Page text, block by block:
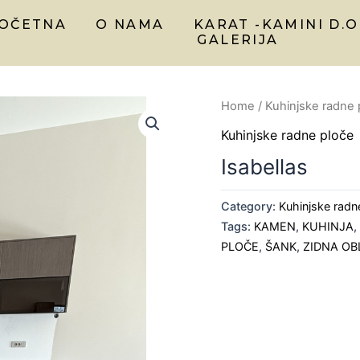
O NAMA
KARAT -KAMINI
GALERIJA
Home / Kuhinjske radne
Kuhinjske radne ploče
Isabellas
Category: Kuhinjske
Tags: KAMEN, KUHINJA,
PLOČE, ŠANK,ZIDNA